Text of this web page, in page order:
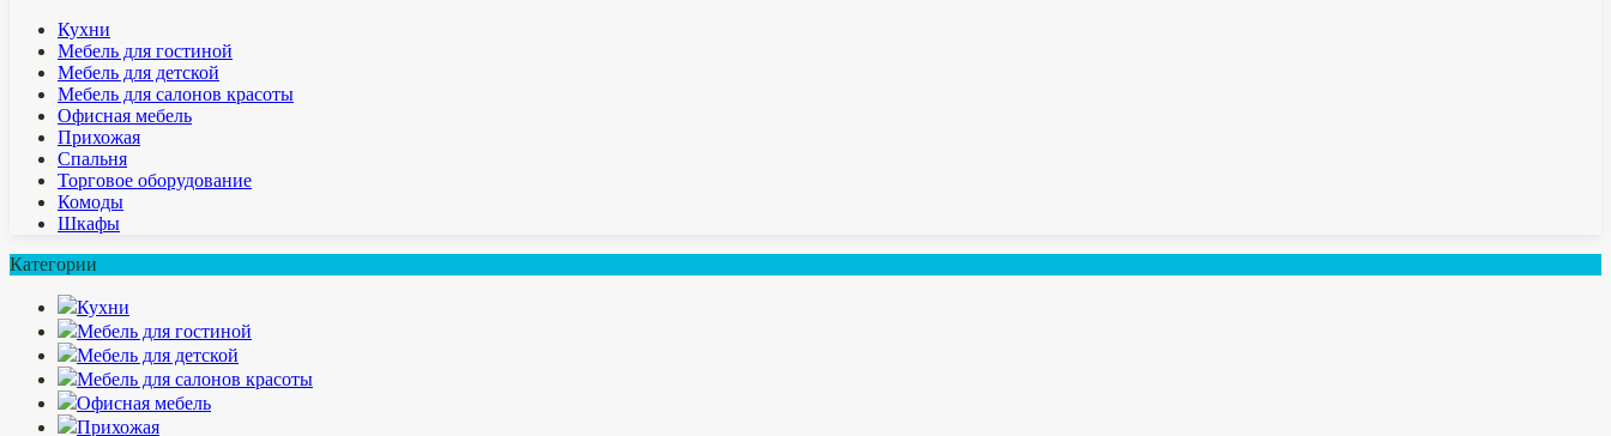
Кухни
Мебель для гостиной
Мебель для детской
Мебель для салонов красоты
Офисная мебель
Прихожая
Спальня
Торговое оборудование
Комоды
Шкафы
Категории
Кухни
Мебель для гостиной
Мебель для детской
Мебель для салонов красоты
Офисная мебель
Прихожая